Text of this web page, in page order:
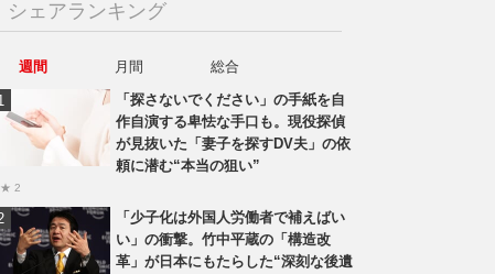
シェアランキング
週間 月間
総合
「探さないでください」の手紙を自
作自演する卑怯な手口も。現役探偵
が見抜いた「妻子を探すDV夫」の依
頼に潜む“本当の狙い”
★ 2
「少子化は外国人労働者で補えばい
い」の衝撃。竹中平蔵の「構造改
革」が日本にもたらした“深刻な後遺